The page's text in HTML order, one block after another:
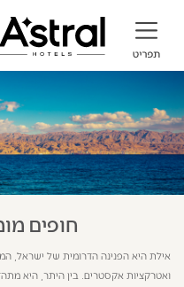
חופים
אילת היא הפנינה הדרומית של ישראל,
ואטרקציות אקסטרים. בין היתר, היא